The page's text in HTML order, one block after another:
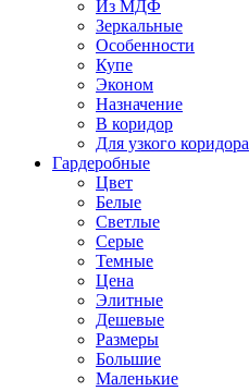
Из МДФ
Зеркальные
Особенности
Купе
Эконом
Назначение
В коридор
Для узкого коридора
Гардеробные
Цвет
Белые
Светлые
Серые
Темные
Цена
Элитные
Дешевые
Размеры
Большие
Маленькие